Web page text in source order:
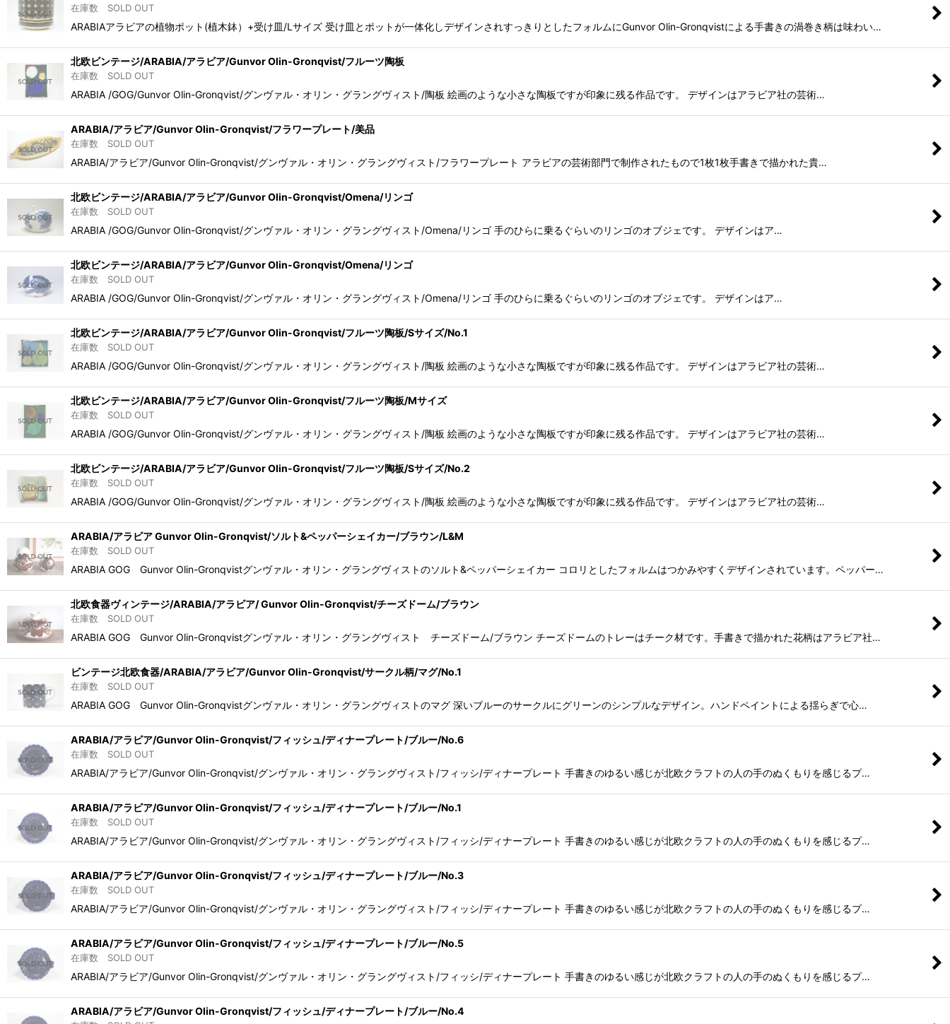
在庫数 SOLD OUT
ARABIAアラビアの植物ポット(植木鉢）+受け皿/Lサイズ 受け皿とポットが一体化しデザインされすっきりとしたフォルムにGunvor Olin-Gronqvistによる手書きの渦巻き柄は味わい…
北欧ビンテージ/ARABIA/アラビア/Gunvor Olin-Gronqvist/フルーツ陶板
在庫数 SOLD OUT
ARABIA /GOG/Gunvor Olin-Gronqvist/グンヴァル・オリン・グラングヴィスト/陶板 絵画のような小さな陶板ですが印象に残る作品です。 デザインはアラビア社の芸術…
ARABIA/アラビア/Gunvor Olin-Gronqvist/フラワープレート/美品
在庫数 SOLD OUT
ARABIA/アラビア/Gunvor Olin-Gronqvist/グンヴァル・オリン・グラングヴィスト/フラワープレート アラビアの芸術部門で制作されたもので1枚1枚手書きで描かれた貴…
北欧ビンテージ/ARABIA/アラビア/Gunvor Olin-Gronqvist/Omena/リンゴ
在庫数 SOLD OUT
ARABIA /GOG/Gunvor Olin-Gronqvist/グンヴァル・オリン・グラングヴィスト/Omena/リンゴ 手のひらに乗るぐらいのリンゴのオブジェです。 デザインはア…
北欧ビンテージ/ARABIA/アラビア/Gunvor Olin-Gronqvist/Omena/リンゴ
在庫数 SOLD OUT
ARABIA /GOG/Gunvor Olin-Gronqvist/グンヴァル・オリン・グラングヴィスト/Omena/リンゴ 手のひらに乗るぐらいのリンゴのオブジェです。 デザインはア…
北欧ビンテージ/ARABIA/アラビア/Gunvor Olin-Gronqvist/フルーツ陶板/Sサイズ/No.1
在庫数 SOLD OUT
ARABIA /GOG/Gunvor Olin-Gronqvist/グンヴァル・オリン・グラングヴィスト/陶板 絵画のような小さな陶板ですが印象に残る作品です。 デザインはアラビア社の芸術…
北欧ビンテージ/ARABIA/アラビア/Gunvor Olin-Gronqvist/フルーツ陶板/Mサイズ
在庫数 SOLD OUT
ARABIA /GOG/Gunvor Olin-Gronqvist/グンヴァル・オリン・グラングヴィスト/陶板 絵画のような小さな陶板ですが印象に残る作品です。 デザインはアラビア社の芸術…
北欧ビンテージ/ARABIA/アラビア/Gunvor Olin-Gronqvist/フルーツ陶板/Sサイズ/No.2
在庫数 SOLD OUT
ARABIA /GOG/Gunvor Olin-Gronqvist/グンヴァル・オリン・グラングヴィスト/陶板 絵画のような小さな陶板ですが印象に残る作品です。 デザインはアラビア社の芸術…
ARABIA/アラビア Gunvor Olin-Gronqvist/ソルト&ペッパーシェイカー/ブラウン/L&M
在庫数 SOLD OUT
ARABIA GOG Gunvor Olin-Gronqvistグンヴァル・オリン・グラングヴィストのソルト&ペッパーシェイカー コロリとしたフォルムはつかみやすくデザインされています。ペッパー…
北欧食器ヴィンテージ/ARABIA/アラビア/ Gunvor Olin-Gronqvist/チーズドーム/ブラウン
在庫数 SOLD OUT
ARABIA GOG Gunvor Olin-Gronqvistグンヴァル・オリン・グラングヴィスト チーズドーム/ブラウン チーズドームのトレーはチーク材です。手書きで描かれた花柄はアラビア社…
ビンテージ北欧食器/ARABIA/アラビア/Gunvor Olin-Gronqvist/サークル柄/マグ/No.1
在庫数 SOLD OUT
ARABIA GOG Gunvor Olin-Gronqvistグンヴァル・オリン・グラングヴィストのマグ 深いブルーのサークルにグリーンのシンプルなデザイン。ハンドペイントによる揺らぎで心…
ARABIA/アラビア/Gunvor Olin-Gronqvist/フィッシュ/ディナープレート/ブルー/No.6
在庫数 SOLD OUT
ARABIA/アラビア/Gunvor Olin-Gronqvist/グンヴァル・オリン・グラングヴィスト/フィッシ/ディナープレート 手書きのゆるい感じが北欧クラフトの人の手のぬくもりを感じるプ…
ARABIA/アラビア/Gunvor Olin-Gronqvist/フィッシュ/ディナープレート/ブルー/No.1
在庫数 SOLD OUT
ARABIA/アラビア/Gunvor Olin-Gronqvist/グンヴァル・オリン・グラングヴィスト/フィッシ/ディナープレート 手書きのゆるい感じが北欧クラフトの人の手のぬくもりを感じるプ…
ARABIA/アラビア/Gunvor Olin-Gronqvist/フィッシュ/ディナープレート/ブルー/No.3
在庫数 SOLD OUT
ARABIA/アラビア/Gunvor Olin-Gronqvist/グンヴァル・オリン・グラングヴィスト/フィッシ/ディナープレート 手書きのゆるい感じが北欧クラフトの人の手のぬくもりを感じるプ…
ARABIA/アラビア/Gunvor Olin-Gronqvist/フィッシュ/ディナープレート/ブルー/No.5
在庫数 SOLD OUT
ARABIA/アラビア/Gunvor Olin-Gronqvist/グンヴァル・オリン・グラングヴィスト/フィッシ/ディナープレート 手書きのゆるい感じが北欧クラフトの人の手のぬくもりを感じるプ…
ARABIA/アラビア/Gunvor Olin-Gronqvist/フィッシュ/ディナープレート/ブルー/No.4